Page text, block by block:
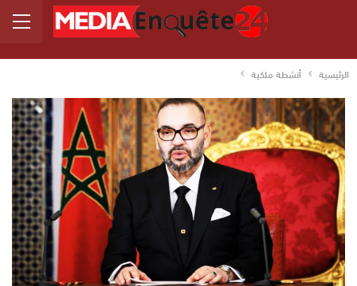
الرئيسية أنشطة ملكية